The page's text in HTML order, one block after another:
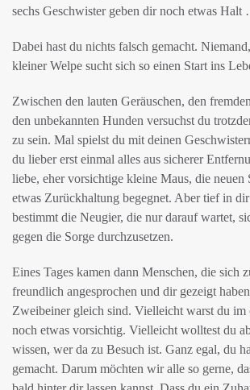
sechs Geschwister geben dir noch etwas
Dabei hast du nichts falsch gemacht.
kleiner Welpe sucht sich so einen Start ins
Zwischen den lauten Geräuschen, den
den unbekannten Hunden versuchst du
zu sein. Mal spielst du mit deinen
du lieber erst einmal alles aus sicherer
liebe, eher vorsichtige kleine Maus, die neuen
etwas Zurückhaltung begegnet. Aber tief in
bestimmt die Neugier, die nur darauf wartet,
gegen die Sorge durchzusetzen.
Eines Tages kamen dann Menschen, die sich
freundlich angesprochen und dir gezeigt
Zweibeiner gleich sind. Vielleicht warst du im
noch etwas vorsichtig. Vielleicht wolltest du
wissen, wer da zu Besuch ist. Ganz egal, du
gemacht. Darum möchten wir alle so gerne,